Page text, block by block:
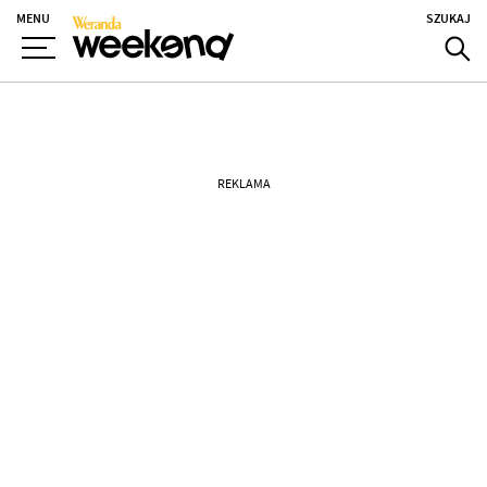
MENU SZUKAJ
REKLAMA